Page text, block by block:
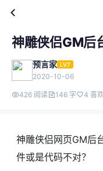
神雕侠侣GM后
预言家 LV7
2020-10-06
426 阅读 146 字 4 喜欢
神雕侠侣网页GM后
件或是代码不对？